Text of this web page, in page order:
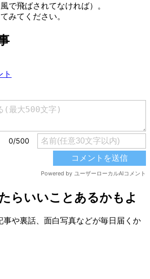
で飛ばされてなければ）。
みてください。
ト
事や裏話、面白写真などが毎日届くか